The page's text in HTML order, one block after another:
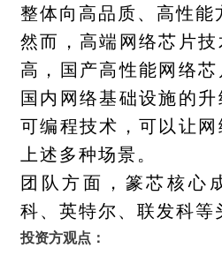
整体向高品质、高性能
然而，高端网络芯片
高，国产高性能网络
国内网络基础设施的
可编程技术，可以让
上述多种场景。
团队方面，篆芯核心
科、英特尔、联发科等
投资方观点：